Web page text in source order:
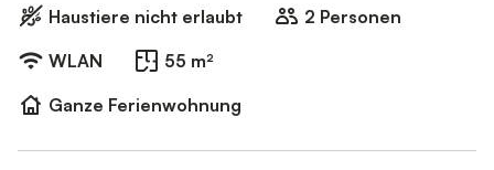
Haustiere nicht erlaubt
2 Personen
WLAN
55 m²
Ganze Ferienwohnung